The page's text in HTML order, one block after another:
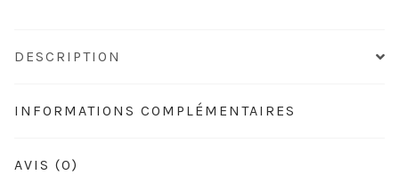
DESCRIPTION
INFORMATIONS COMPLÉMENTAIRES
AVIS (0)